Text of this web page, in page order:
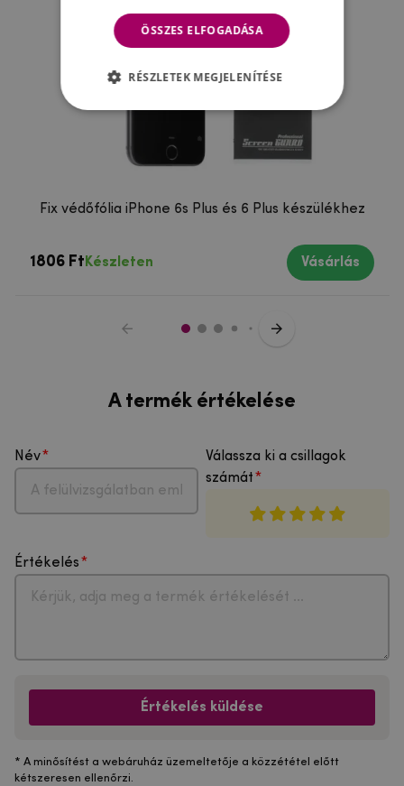
Fix védőfólia iPhone 6s Plus és 6 Plus készülékhez
1806 Ft Készleten Vásárlás
A termék értékelése
Név
Válassza ki a csillagok
számát
Értékelés
Értékelés küldése
* A minősítést a webáruház üzemeltetője a közzététel előtt
kétszeresen ellenőrzi.
ÖSSZES ELFOGADÁSA
RÉSZLETEK MEGJELENÍTÉSE